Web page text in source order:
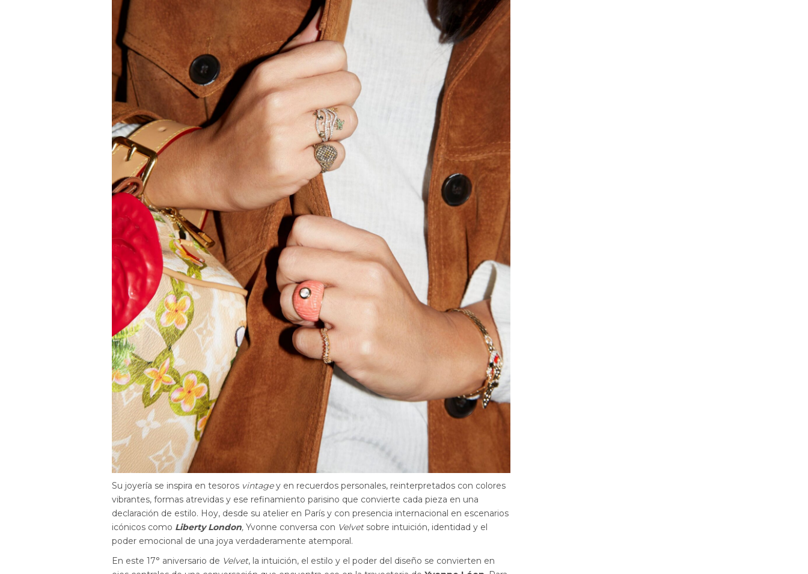
Su joyería se inspira en tesoros vintagey en recuerdos personales, reinterpretados con colores
vibrantes, formas atrevidas y ese refinamiento parisino que convierte cada pieza en una
declaración de estilo. Hoy, desde su atelier en París y con presencia internacional en escenarios
icónicos como Liberty London, Yvonne conversa con Velvetsobre intuición, identidad y el
poder emocional de una joya verdaderamente atemporal.
En este 17° aniversario de Velvet, la intuición, el estilo y el poder del diseño se convierten en